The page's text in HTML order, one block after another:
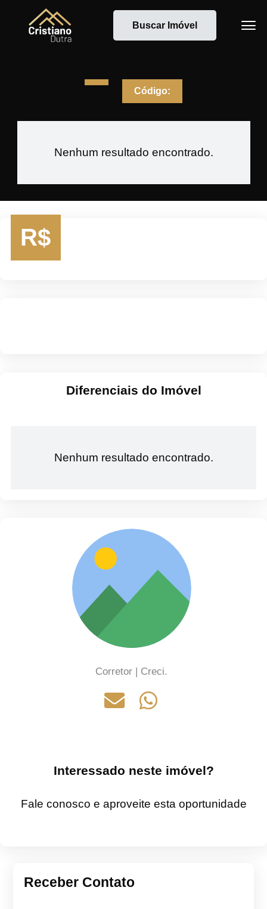
Buscar Imóvel
Código:
Nenhum resultado encontrado.
R$
Diferenciais do Imóvel
Nenhum resultado encontrado.
Corretor | Creci.
Interessado neste imóvel?
Fale conosco e aproveite esta oportunidade
Receber Contato